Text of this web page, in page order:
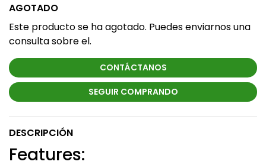
AGOTADO
Este producto se ha agotado. Puedes enviarnos una
consulta sobre el.
CONTÁCTANOS
SEGUIR COMPRANDO
DESCRIPCIÓN
Features: